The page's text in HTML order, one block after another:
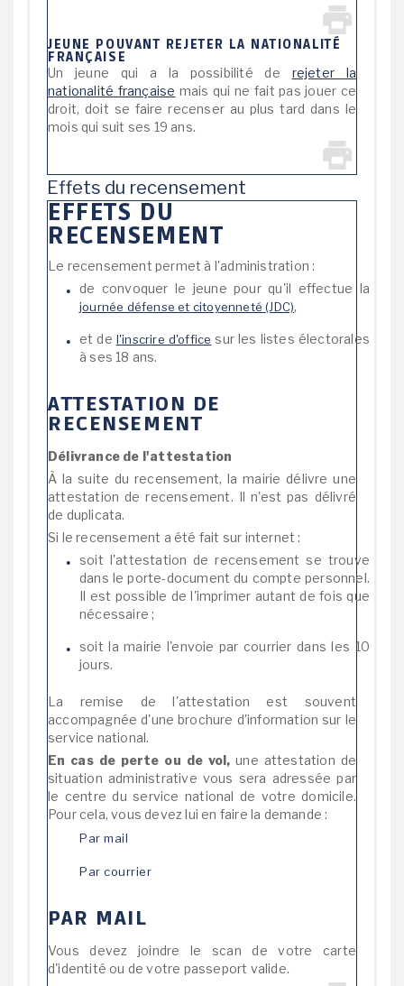
JEUNE POUVANT REJETER LA NATIONALITÉ
FRANÇAISE
Un jeune qui a la possibilité de rejeter la
nationalité française mais qui ne fait pas jouer ce
droit, doit se faire recenser au plus tard dans le
mois qui suit ses 19 ans.
Effets du recensement
EFFETS DU
RECENSEMENT
Le recensement permet à l'administration :
de convoquer le jeune pour qu'il effectue la
journée défense et citoyenneté (JDC),
et de l'inscrire d'office sur les listes électorales
à ses 18 ans.
ATTESTATION DE
RECENSEMENT
Délivrance de l'attestation
À la suite du recensement, la mairie délivre une
attestation de recensement. Il n'est pas délivré
de duplicata.
Si le recensement a été fait sur internet :
soit l'attestation de recensement se trouve
dans le porte-document du compte personnel.
Il est possible de l'imprimer autant de fois que
nécessaire ;
soit la mairie l'envoie par courrier dans les 10
jours.
La remise de l'attestation est souvent
accompagnée d'une brochure d'information sur le
service national.
En cas de perte ou de vol, une attestation de
situation administrative vous sera adressée par
le centre du service national de votre domicile.
Pour cela, vous devez lui en faire la demande :
Par mail
Par courrier
PAR MAIL
Vous devez joindre le scan de votre carte
d'identité ou de votre passeport valide.